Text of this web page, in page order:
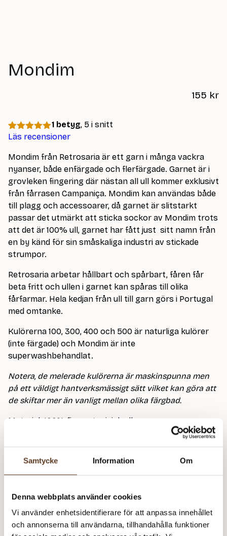
Samtycke Information Om
Denna webbplats använder cookies
Vi använder enhetsidentifierare för att anpassa innehållet
och annonserna till användarna, tillhandahålla funktioner
Mondim
155 kr
Betygsatt5
baserat på
1
kundrecension
1 betyg, 5 i snitt
Läs recensioner
Mondim från Retrosaria är ett garn i många vackra
nyanser, både enfärgade och flerfärgade. Garnet är i
grovleken fingering där nästan all ull kommer exklusivt
från fårrasen Campaniça. Mondim kan användas både
till plagg och accessoarer, då garnet är slitstarkt
passar det utmärkt att sticka sockor av Mondim trots
att det är 100% ull, garnet har fått just sitt namn från
en by känd för sin småskaliga industri av stickade
strumpor.
Retrosaria arbetar hållbart och spårbart, fåren får
beta fritt och ullen i garnet kan spåras till olika
fårfarmar. Hela kedjan från ull till garn görs i Portugal
med omtanke.
Kulörerna 100, 300, 400 och 500 är naturliga kulörer
(inte färgade) och Mondim är inte
superwashbehandlat.
Notera, de melerade kulörerna är maskinspunna men
på ett väldigt hantverksmässigt sätt vilket kan göra att
de skiftar mer än vanligt mellan olika färgbad.
Material: 100% fin portugisisk ull
Löplängd: 385 m / 100 g
Masktäthet: 24-34 m = 10 cm
+36